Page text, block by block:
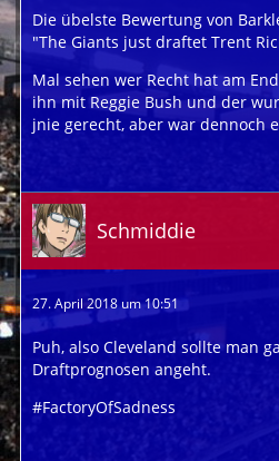
Die übelste Bewertung von
"The Giants just draftet Trent
Mal sehen wer Recht hat am
ihn mit Reggie Bush und der
jnie gerecht, aber war dennoch
Schmiddie
27. April 2018 um 10:51
Puh, also Cleveland sollte man
Draftprognosen angeht.
#FactoryOfSadness